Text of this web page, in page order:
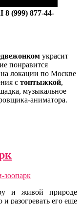
(999) 877-44-
украсит
понравится
локации по Москве
с топтыжкой,
музыкальное
аниматора.
и живой природе
разогревать его еще